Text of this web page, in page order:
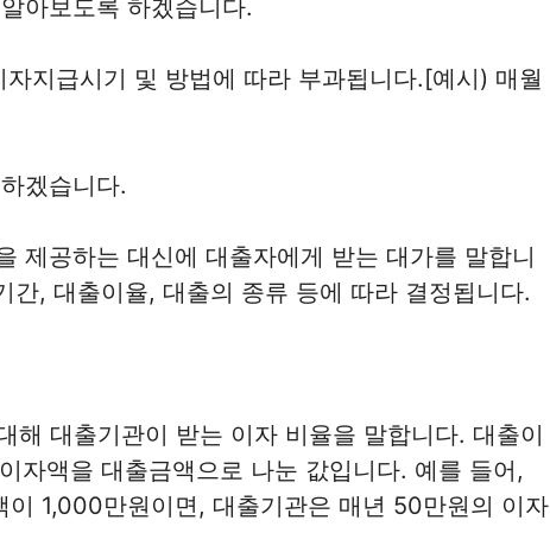
아보도록 하겠습니다.
지급시기 및 방법에 따라 부과됩니다.[예시) 매월
겠습니다.
제공하는 대신에 대출자에게 받는 대가를 말합니
간, 대출이율, 대출의 종류 등에 따라 결정됩니다.
해 대출기관이 받는 이자 비율을 말합니다. 대출이
자액을 대출금액으로 나눈 값입니다. 예를 들어,
이 1,000만원이면, 대출기관은 매년 50만원의 이자